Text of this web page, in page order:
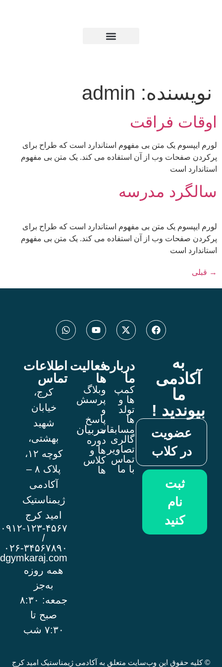
admin
فراقت
یک متن بی مفهوم استاندارد است که طراح برای
وب از آن استفاده می کند. یک متن بی مفهوم
مدرسه
یک متن بی مفهوم استاندارد است که طراح برای
وب از آن استفاده می کند. یک متن بی مفهوم
!
درباره
ما
کمپ
ها و
تولد
ها
مسابقات
گالری
تصاویر
تماس
با ما
فعالیت
وبلاگ
پرسش
پاسخ
مربیان
دوره
ها و
کلاس
ها
اطلاعات
تماس
کرج،
خیابان
شهید
بهشتی،
ژیمناستیک
۰۹۱۲-۱۲۳-۴۵۶۷
۰۲۶-۳۴۵۶۷۸۹۰
info@omidgymkaraj.com
جمعه: ۸:۳۰
این وب‌سایت متعلق به آکادمی ژیمناستیک امید کرج